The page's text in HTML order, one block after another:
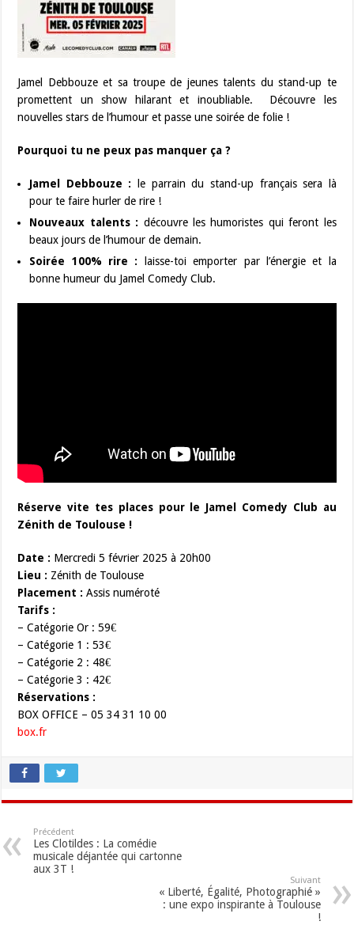
Jamel Debbouze et sa troupe de jeunes talents du stand-up te
promettent un show hilarant et inoubliable. Découvre les
nouvelles stars de l’humour et passe une soirée de folie !
Pourquoi tu ne peux pas manquer ça ?
Jamel Debbouze : le parrain du stand-up français sera là
pour te faire hurler de rire !
Nouveaux talents : découvre les humoristes qui feront les
beaux jours de l’humour de demain.
Soirée 100% rire : laisse-toi emporter par l’énergie et la
bonne humeur du Jamel Comedy Club.
Réserve vite tes places pour le Jamel Comedy Club au
Zénith de Toulouse !
Date : Mercredi 5 février 2025 à 20h00
Lieu : Zénith de Toulouse
Placement : Assis numéroté
Tarifs :
– Catégorie Or : 59€
– Catégorie 1 : 53€
– Catégorie 2 : 48€
– Catégorie 3 : 42€
Réservations :
BOX OFFICE – 05 34 31 10 00
box.fr
Précédent
Les Clotildes : La comédie
musicale déjantée qui cartonne
aux 3T !
Suivant
« Liberté, Égalité, Photographié »
: une expo inspirante à Toulouse
!